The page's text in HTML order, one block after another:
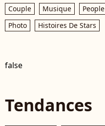
Couple Musique People
Photo
Histoires De Stars
false
Tendances